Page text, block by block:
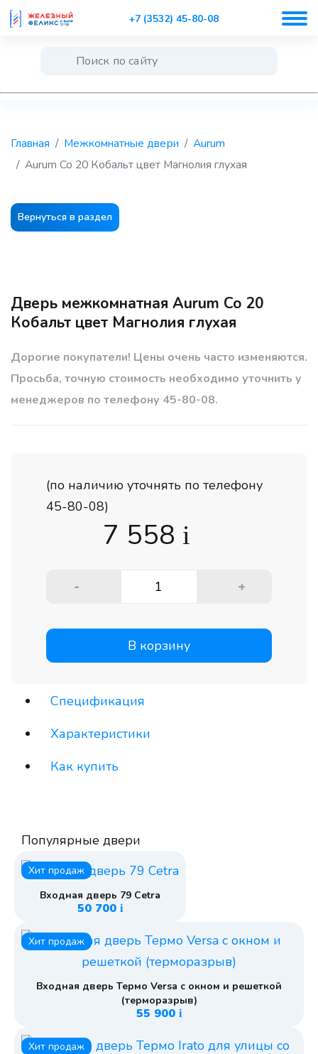
+7 (3532) 45-80-08
Главная Межкомнатные двери
Aurum
Aurum Co 20 Кобальт цвет Магнолия глухая
Вернуться в раздел
Дверь межкомнатная Aurum Co 20
Кобальт цвет Магнолия глухая
Дорогие покупатели! Цены очень часто изменяются.
Просьба, точную стоимость необходимо уточнить у
менеджеров по телефону 45-80-08.
(по наличию уточнять по телефону
45-80-08)
7 558 i
- +
В корзину
Спецификация
Характеристики
Как купить
Популярные двери
Хит продаж
Входная дверь 79 Cetra
50 700 i
Хит продаж
Входная дверь Термо Versa с окном и решеткой
(терморазрыв)
55 900 i
Хит продаж